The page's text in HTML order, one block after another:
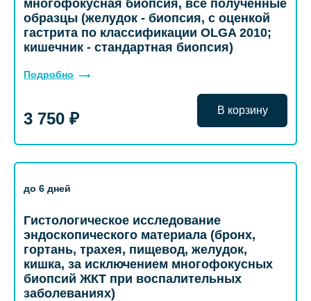
многофокусная биопсия, все полученные
образцы (желудок - биопсия, с оценкой
гастрита по классификации OLGA 2010;
кишечник - стандартная биопсия)
Подробно
3 750 ₽ В корзину
до 6 дней
Гистологическое исследование
эндоскопического материала (бронх,
гортань, трахея, пищевод, желудок,
кишка, за исключением многофокусных
биопсий ЖКТ при воспалительных
заболеваниях)